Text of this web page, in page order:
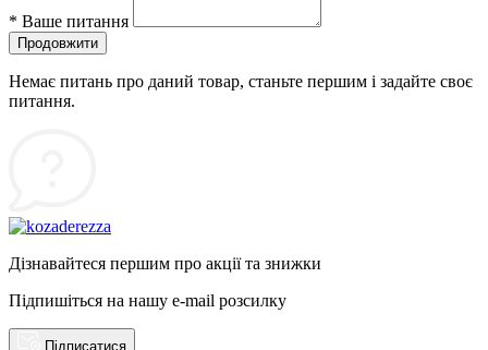
* Ваше питання
Продовжити
Немає питань про даний товар, станьте першим і задайте своє
питання.
Дізнавайтеся першим про акції та знижки
Підпишіться на нашу e-mail розсилку
Підписатися